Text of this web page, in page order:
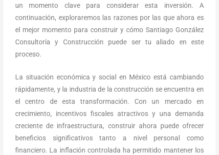
un momento clave para considerar esta inversión. A
continuación, exploraremos las razones por las que ahora es
el mejor momento para construir y cómo Santiago González
Consultoría y Construcción puede ser tu aliado en este
proceso.
La situación económica y social en México está cambiando
rápidamente, y la industria de la construcción se encuentra en
el centro de esta transformación. Con un mercado en
crecimiento, incentivos fiscales atractivos y una demanda
creciente de infraestructura, construir ahora puede ofrecer
beneficios significativos tanto a nivel personal como
financiero. La inflación controlada ha permitido mantener los